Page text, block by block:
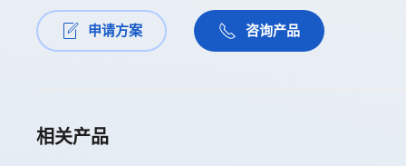
申请方案 咨询产品
相关产品